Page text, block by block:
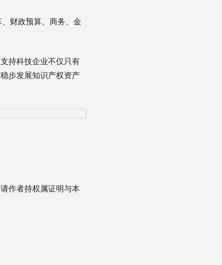
财政预算、商务、金
持科技企业不仅只有
步发展知识产权资产
作者持权属证明与本